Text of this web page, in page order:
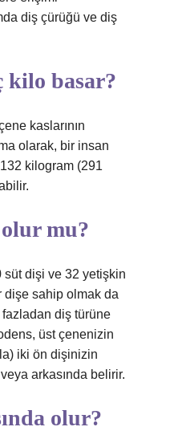
diş çürüğü ve diş
kilo basar?
kaslarının
olarak, bir insan
132 kilogram (291
mu?
süt dişi ve 32 yetişkin
dişe sahip olmak da
fazladan diş türüne
üst çenenizin
iki ön dişinizin
arkasında belirir.
olur?